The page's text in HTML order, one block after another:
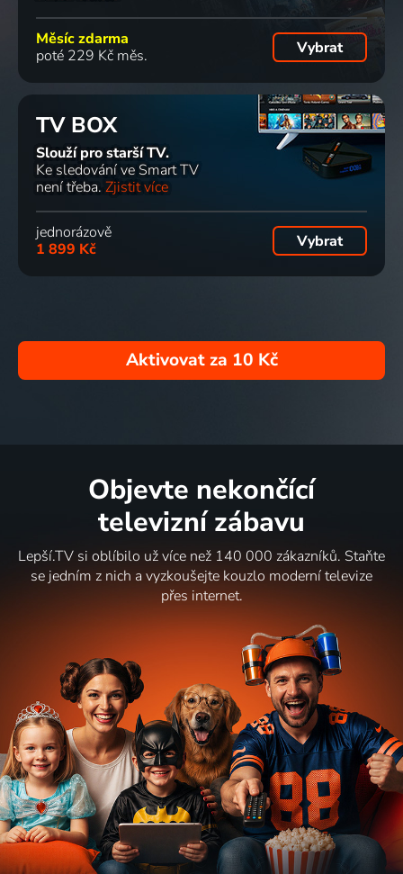
Měsíc zdarma
poté 229 Kč měs.
Vybrat
TV BOX
Slouží pro starší TV.
Ke sledování ve Smart TV
není třeba. Zjistit více
jednorázově
1 899 Kč
Vybrat
Aktivovat za 10 Kč
Objevte nekončící
televizní zábavu
Lepší.TV si oblíbilo už více než 140 000 zákazníků. Staňte
se jedním z nich a vyzkoušejte kouzlo moderní televize
přes internet.